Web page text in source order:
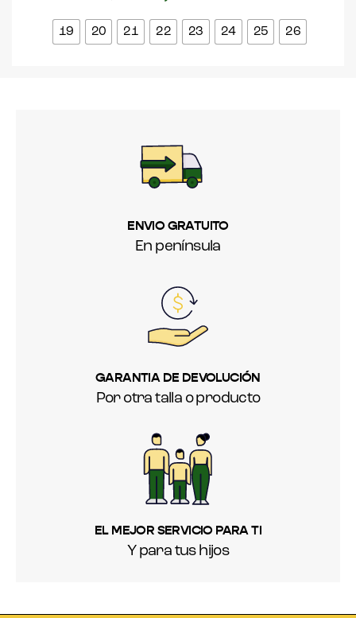
19 20 21 22 23 24 25 26
ENVIO GRATUITO
En península
GARANTIA DE DEVOLUCIÓN
Por otra talla o producto
EL MEJOR SERVICIO PARA TI
Y para tus hijos